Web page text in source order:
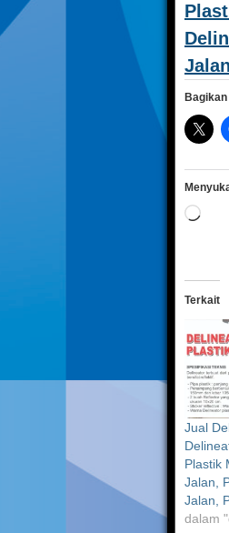
Terkait
Jual
Plastik
Jalan,
Jalan,
dalam